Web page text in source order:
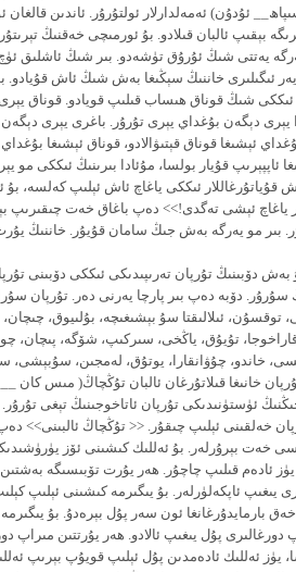
ئۇدۇن) ئەمەلدارلار ئولتۇرۇر. ئاندىن
بېقىپ ئالبان قىلادو. بۇ ئورمىچى خەقنىڭ
يەتتى شىڭ ئۇرۇق تۈشەدو. بىر شىڭ ئاشلىق
يەر ئىگىلىرى خاننىڭ سېڭىغا بەش شىڭ ئاش
شىڭ قوناق ھىساب قىلىپ قويادو. قوناق
دېگەن بۇغداي يېرى تۇرۇر. باغرى يېرى دېگەن
ئېشىغا قوناق قېتىۋالادو، قوناق ئېشىغا بۇغداي
ئاپپېرىپ قۇيار بولسا، مۇئادا بىرىنىڭ ئىككى مو
قۇياتۇرغاللار ئىككى ياغاچ ئاش ئېلىپ كەلسە،
ياغاچ ئېشى تەگدى!>> دەپ باغاق خەت چىقىرىپ
بىر مو يەرگە بەش جىڭ سامان قۇيۇر. خاننىڭ
دۆبىنىڭ تۇرپان تەرىپىدىكى ئىككى دۆبىنى
دۆبە دەپ بىر پارچا يەرنى دەر. تۇرپان
توقسۇن، ئىلالىقتا سۇ بېشىغىچە، بۇلىيوق، چىچان،
تۇيۇق، ياڭخى، سىركىپ، شۆگە، پىچان،
خاندو، چۇۋانقارا، يوتۇق، لەمجىن، سۇبېشى،
خانىغا قىلاتۇرغان ئالبان تۇڭچاڭ( مىس كان
ئۈستۈنىدىكى تۇرپان ئاتاخوجىنىڭ تېغى
خەلقىنى ئېلىپ چىقۇر. << تۇڭچاڭ ئالبىنى>>
خەت بېرۇرلەر. بۇ ئەللىك كىشىنى ئۆز
ئادەم قىلىپ چاچۇر. ھەر يۇرت تۆبىسىگە
يىغىپ ئاپكەلۈرلەر. بۇ يىگىرمە كىشىنى ئېلىپ
خەق بارمايدۇرغانغا ئون سەر پۇل بېرەدۇ. بۇ
پۇل يىغىپ ئالادو. ھەر يۇرتتىن مىراپ
ئەللىك ئادەمدىن پۇل ئېلىپ قويۇپ بېرىپ